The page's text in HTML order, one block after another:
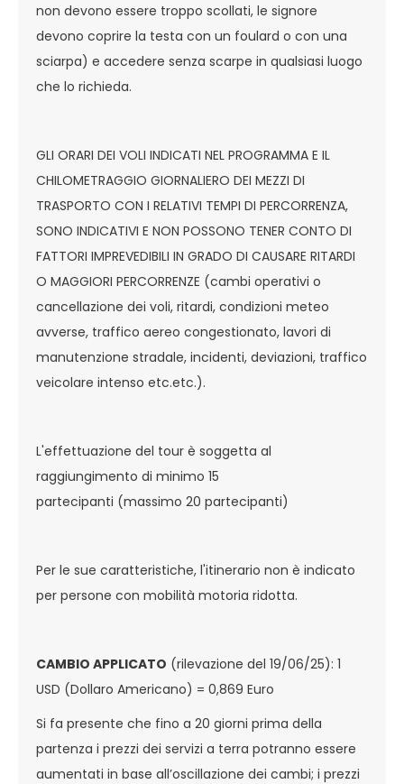
non devono essere troppo scollati, le signore
devono coprire la testa con un foulard o con una
sciarpa) e accedere senza scarpe in qualsiasi luogo
che lo richieda.
GLI ORARI DEI VOLI INDICATI NEL PROGRAMMA E IL
CHILOMETRAGGIO GIORNALIERO DEI MEZZI DI
TRASPORTO CON I RELATIVI TEMPI DI PERCORRENZA,
SONO INDICATIVI E NON POSSONO TENER CONTO DI
FATTORI IMPREVEDIBILI IN GRADO DI CAUSARE RITARDI
O MAGGIORI PERCORRENZE (cambi operativi o
cancellazione dei voli, ritardi, condizioni meteo
avverse, traffico aereo congestionato, lavori di
manutenzione stradale, incidenti, deviazioni, traffico
veicolare intenso etc.etc.).
L'effettuazione del tour è soggetta al
raggiungimento di minimo 15
partecipanti (massimo 20 partecipanti)
Per le sue caratteristiche, l'itinerario non è indicato
per persone con mobilità motoria ridotta.
CAMBIO APPLICATO (rilevazione del 19/06/25): 1
USD (Dollaro Americano) = 0,869 Euro
Si fa presente che fino a 20 giorni prima della
partenza i prezzi dei servizi a terra potranno essere
aumentati in base all’oscillazione dei cambi; i prezzi